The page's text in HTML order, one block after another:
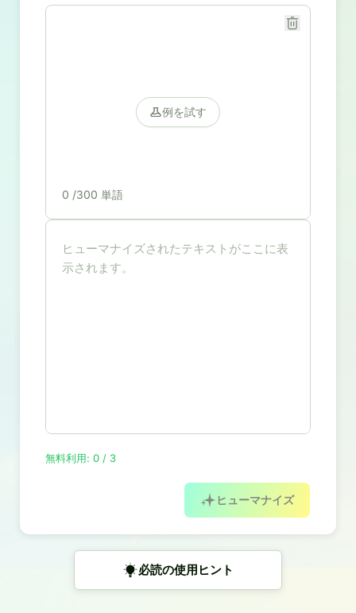
例を試す
0 /300 単語
ヒューマナイズされたテキストがここに表
示されます。
無料利用: 0 / 3
ヒューマナイズ
必読の使用ヒント